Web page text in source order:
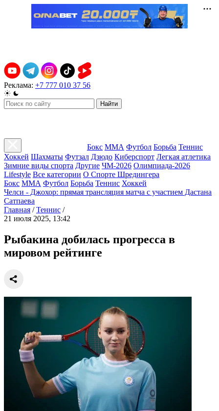
Реклама: +7 777 010 37 56
Найти
Бокс ММА Футбол Борьба Теннис
Хоккей Шахматы Футзал Дзюдо Киберспорт Легкая атлетика
Зимние виды спорта Другие ЧМ-2026 Олимпиада-2026
Lifestyle Все категории О Спорте Шредингера
Бокс ММА Футбол Борьба Теннис Хоккей
Челси - Джохор: прямая трансляция матча с участием Дастана
Сатпаева
Главная / Теннис /
21 июля 2025, 13:42
Рыбакина добилась прогресса в
мировом рейтинге